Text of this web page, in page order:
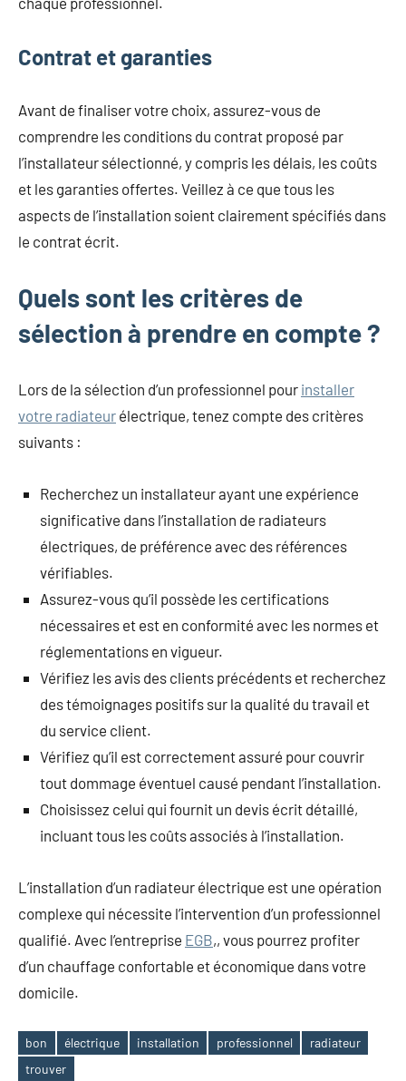
Contrat et garanties
Avant de finaliser votre choix, assurez-vous de
comprendre les conditions du contrat proposé par
l’installateur sélectionné, y compris les délais, les coûts
et les garanties offertes. Veillez à ce que tous les
aspects de l’installation soient clairement spécifiés dans
le contrat écrit.
Quels sont les critères de
sélection à prendre en compte ?
Lors de la sélection d’un professionnel pour installer
votre radiateur électrique, tenez compte des critères
suivants :
Recherchez un installateur ayant une expérience
significative dans l’installation de radiateurs
électriques, de préférence avec des références
vérifiables.
Assurez-vous qu’il possède les certifications
nécessaires et est en conformité avec les normes et
réglementations en vigueur.
Vérifiez les avis des clients précédents et recherchez
des témoignages positifs sur la qualité du travail et
du service client.
Vérifiez qu’il est correctement assuré pour couvrir
tout dommage éventuel causé pendant l’installation.
Choisissez celui qui fournit un devis écrit détaillé,
incluant tous les coûts associés à l’installation.
L’installation d’un radiateur électrique est une opération
complexe qui nécessite l’intervention d’un professionnel
qualifié. Avec l’entreprise EGB,, vous pourrez profiter
d’un chauffage confortable et économique dans votre
domicile.
Étiquettes
bon électrique installation professionnel
radiateur
trouver